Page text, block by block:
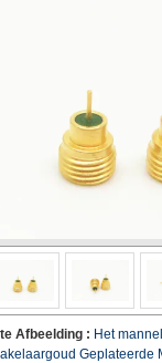
Afbeelding : Het
Geplateerde